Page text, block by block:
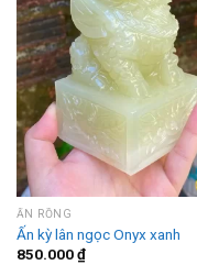
ẤN RỒNG
Ấn kỳ lân ngọc Onyx xanh
850.000₫